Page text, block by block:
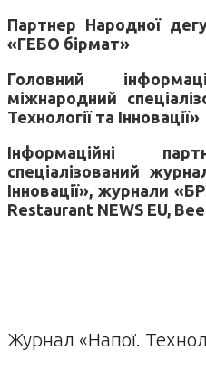
Партнер Народної
«ГЕБО бірмат»
Головний
міжнародний
Технології та Інновації»
Інформаційні
спеціалізований
Інновації», журнали
Restaurant NEWS EU,
Журнал «Напої.